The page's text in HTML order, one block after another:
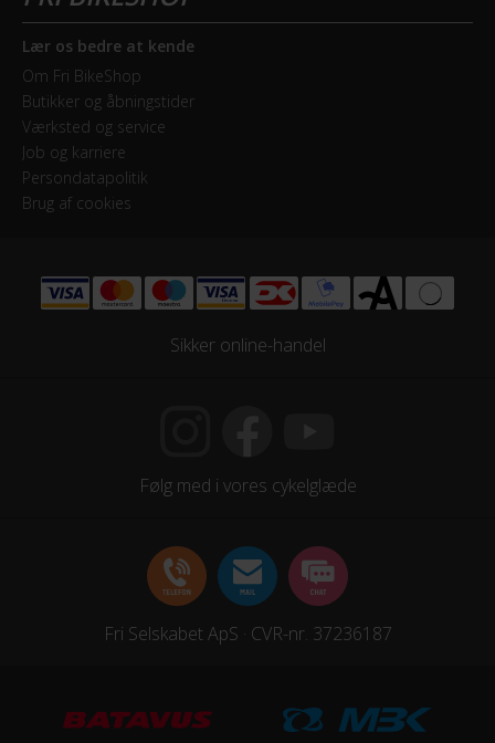
Lær os bedre at kende
Om Fri BikeShop
Butikker og åbningstider
Værksted og service
Job og karriere
Persondatapolitik
Brug af cookies
Sikker online-handel
Følg med i vores cykelglæde
Fri Selskabet ApS · CVR-nr. 37236187